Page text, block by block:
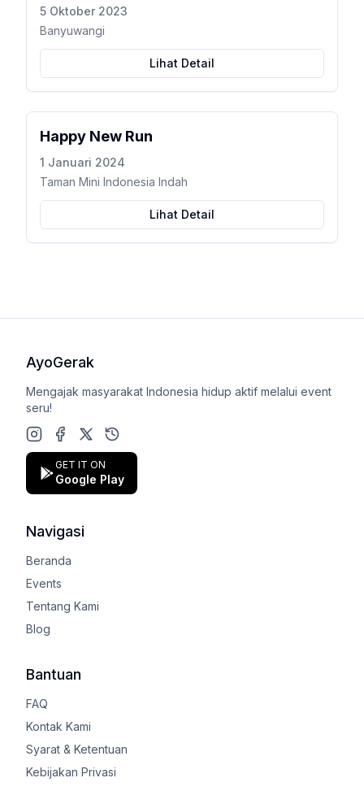
5 Oktober 2023
Banyuwangi
Lihat Detail
Happy New Run
1 Januari 2024
Taman Mini Indonesia Indah
Lihat Detail
AyoGerak
Mengajak masyarakat Indonesia hidup aktif melalui event
seru!
Instagram
Facebook
X (Twitter)
Google Play Store
GET IT ON
Google Play
Navigasi
Beranda
Events
Tentang Kami
Blog
Bantuan
FAQ
Kontak Kami
Syarat & Ketentuan
Kebijakan Privasi